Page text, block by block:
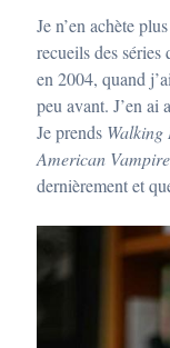
Je n’en achète
recueils des séries
en 2004, quand
peu avant. J’en ai
Je prends Walking
American Vampire
dernièrement et